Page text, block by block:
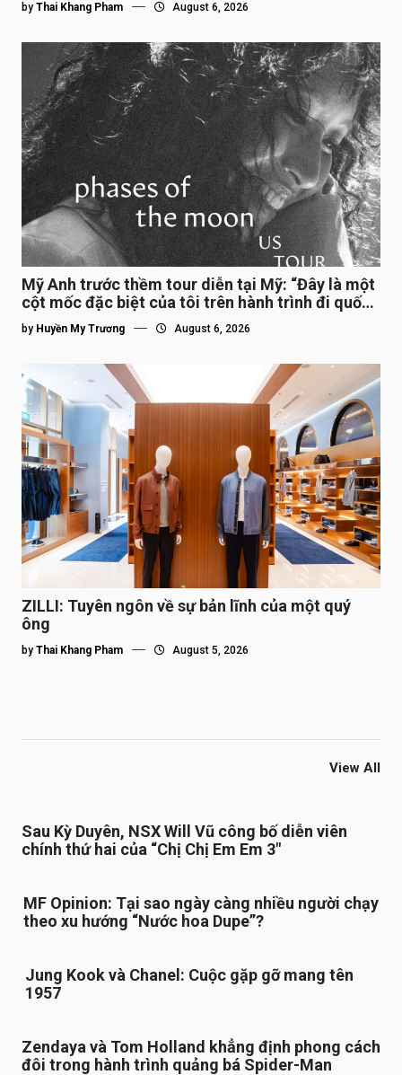
by Thai Khang Pham August 6, 2026
Mỹ Anh trước thềm tour diễn tại Mỹ: “Đây là một
cột mốc đặc biệt của tôi trên hành trình đi quốc
tế”
by Huyền My Trương August 6, 2026
ZILLI: Tuyên ngôn về sự bản lĩnh của một quý
ông
by Thai Khang Pham August 5, 2026
View All
Sau Kỳ Duyên, NSX Will Vũ công bố diễn viên
chính thứ hai của “Chị Chị Em Em 3″
MF Opinion: Tại sao ngày càng nhiều người chạy
theo xu hướng “Nước hoa Dupe”?
Jung Kook và Chanel: Cuộc gặp gỡ mang tên
1957
Zendaya và Tom Holland khẳng định phong cách
đôi trong hành trình quảng bá Spider-Man